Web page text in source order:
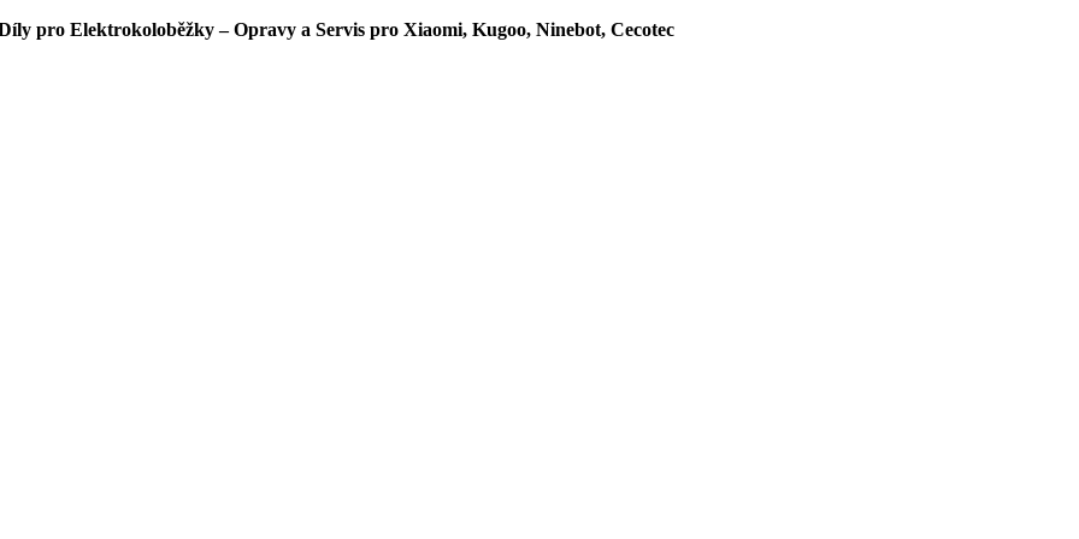
pro Elektrokoloběžky – Opravy a Servis pro Xiaomi, Kugoo, Ninebot, Cecotec